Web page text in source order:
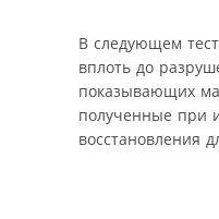
В следующем
вплоть до
показывающих
полученные при
восстановления